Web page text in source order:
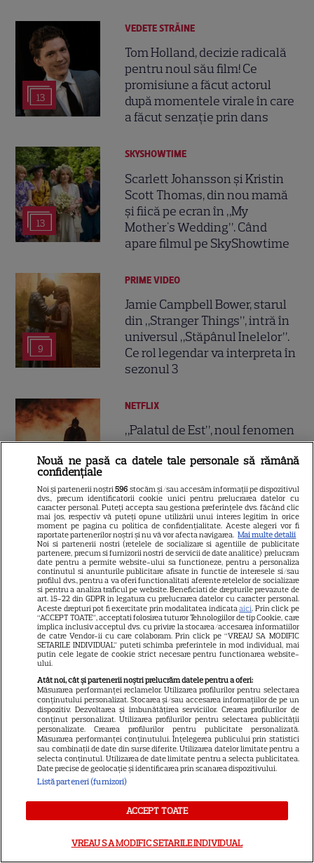
13
VEDETE STRĂINE
Tom Holland, decizie radicală
pentru noul său film! Ce
promisiune a făcut actorul
după momentele virale în care
a făcut senzație prin dans
13
SKYSHOWTIME
Scarlett Johansson și Kristin
Scott Thomas, din nou mamă
și fiică pe ecran în „My
Mother's Wedding”. Când
apare filmul pe SkyShowtime
9
PRIME VIDEO
Jamie Campbell Bower, starul
din „Stranger Things”, intră în
universul „Stăpânul Inelelor”.
Ce rol legendar va interpreta în
sezonul 3
5
NETFLIX
„Palatul de Est”, noul fenomen
coreean de pe Netflix: Regele
blestemat, fantomele și
moartea
PRIME VIDEO
Când „Fălci” se întâlnește cu
„Coborâre întunecată”:
Producția claustrofobă de pe
Prime Video ce nu trebuie
ratată
ŞTIRI
7
VEDETE STRĂINE
O mai ții minte pe mama lui
Jennifer Coolidge, la 64 de ani,
regretă și astăzi
Nouă ne pasă ca datele tale personale să rămână
confidențiale
Noi și partenerii noștri596 stocăm și/sau accesăm informații pe dispozitivul
dvs., precum identificatorii cookie unici pentru prelucrarea datelor cu
caracter personal. Puteți accepta sau gestiona preferințele dvs. făcând clic
mai jos, respectiv vă puteți opune utilizării unui interes legitim în orice
moment pe pagina cu politica de confidențialitate. Aceste alegeri vor fi
raportate partenerilor noștri și nu vă vor afecta navigarea. Mai multe detalii
Noi si partenerii nostri (retelele de socializare si agentiile de publicitate
partenere, precum si furnizorii nostri de servicii de date analitice) prelucram
date pentru a permite website-ului sa functioneze, pentru a personaliza
continutul si anunturile publicitare afisate in functie de interesele si/sau
profilul dvs., pentru a va oferi functionalitati aferente retelelor de socializare
si pentru a analiza traficul pe website. Beneficiati de drepturile prevazute de
art. 15-22 din GDPR in legatura cu prelucrarea datelor cu caracter personal.
Aceste drepturi pot fi exercitate prin modalitatea indicataaici. Prin click pe
“ACCEPT TOATE”, acceptati folosirea tuturor Tehnologiilor de tip Cookie, care
implica inclusiv acceptul dvs. cu privire la stocarea/accesarea informatiilor
de catre Vendor-ii cu care colaboram. Prin click pe “VREAU SA MODIFIC
SETARILE INDIVIDUAL” puteti schimba preferintele in mod individual, mai
putin cele legate de cookie strict necesare pentru functionarea website-
ului.
Atât noi, cât și partenerii noștri prelucrăm datele pentru a oferi:
Măsurarea performanței reclamelor. Utilizarea profilurilor pentru selectarea
conținutului personalizat. Stocarea și/sau accesarea informațiilor de pe un
dispozitiv. Dezvoltarea și îmbunătățirea serviciilor. Crearea profilurilor de
conținut personalizat. Utilizarea profilurilor pentru selectarea publicității
personalizate. Crearea profilurilor pentru publicitate personalizată.
Măsurarea performanței conținutului. Înțelegerea publicului prin statistici
sau combinații de date din surse diferite. Utilizarea datelor limitate pentru a
selecta conținutul. Utilizarea de date limitate pentru a selecta publicitatea.
Date precise de geolocație și identificarea prin scanarea dispozitivului.
Listă parteneri (furnizori)
ACCEPT TOATE
VREAU SA MODIFIC SETARILE INDIVIDUAL